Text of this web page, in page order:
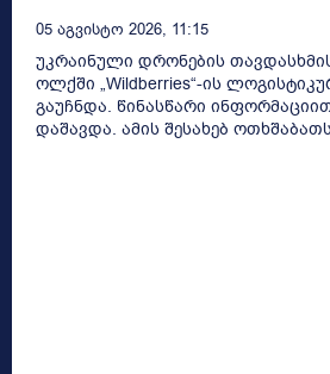
05 Აგვისტო 2026, 11:15
უკრაინული დრონების
ოლქში „Wildberries“-ის
გაუჩნდა. წინასწარი
დაშავდა. ამის შესახებ